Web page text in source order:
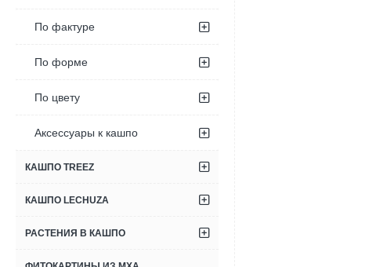
По фактуре
По форме
По цвету
Аксессуары к кашпо
КАШПО TREEZ
КАШПО LECHUZA
РАСТЕНИЯ В КАШПО